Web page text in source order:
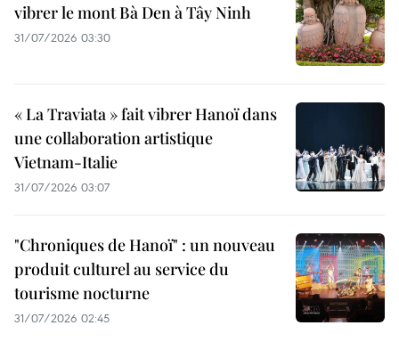
vibrer le mont Bà Den à Tây Ninh
31/07/2026 03:30
« La Traviata » fait vibrer Hanoï dans
une collaboration artistique
Vietnam-Italie
31/07/2026 03:07
"Chroniques de Hanoï" : un nouveau
produit culturel au service du
tourisme nocturne
31/07/2026 02:45